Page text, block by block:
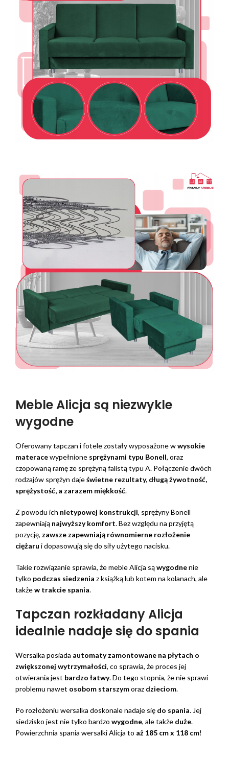
Meble Alicja są niezwykle
wygodne
Oferowany tapczan i fotele zostały wyposażone wwysokie
materacewypełnione sprężynami typu Bonell, oraz
czopowaną ramę ze sprężyną falistą typu A. Połączenie dwóch
rodzajów sprężyn dajeświetne rezultaty, długą żywotność,
sprężystość, a zarazem miękkość.
Z powodu ich nietypowej konstrukcji, sprężyny Bonell
zapewniają najwyższy komfort. Bez względu na przyjętą
pozycję, zawsze zapewniają równomierne rozłożenie
ciężaru i dopasowują się do siły użytego nacisku.
Takie rozwiązanie sprawia, że meble Alicja sąwygodnenie
tylko podczas siedzenia z książką lub kotem na kolanach, ale
takżew trakcie spania.
Tapczan rozkładany Alicja
idealnie nadaje się do spania
Wersalka posiada automaty zamontowane na płytach o
zwiększonej wytrzymałości, co sprawia, że proces jej
otwierania jest bardzo łatwy. Do tego stopnia, że nie sprawi
problemu nawet osobom starszymoraz dzieciom.
Po rozłożeniu wersalka doskonale nadaje się do spania. Jej
siedzisko jest nie tylko bardzo wygodne, ale także duże.
Powierzchnia spania wersalki Alicja to aż 185 cm x 118 cm!